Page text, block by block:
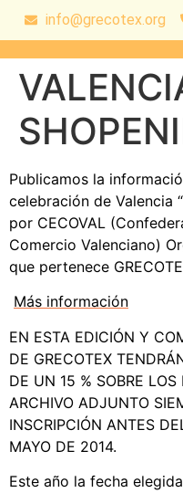
info@grecotex.org
Publicamos la
celebración de Valencia
por CECOVAL
Comercio Valenciano)
que pertenece
Más información
EN ESTA EDICIÓN Y
DE GRECOTEX
DE UN 15 % SOBRE
ARCHIVO ADJUNTO
INSCRIPCIÓN ANTES
MAYO DE 2014.
Este año la fecha